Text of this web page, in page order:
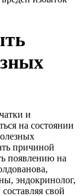
и
на состоянии
причиной
появлению на
эндокринолог,
свой